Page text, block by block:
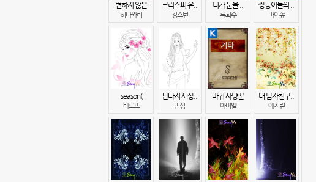
변하지 않은
히마와리
크리스퍼 유..
킹스턴
너가 눈을 ..
류희수
쌍둥이들의 ..
마이쮸
season(
볘르뜨
판타지 세상..
빈성
마귀 사냥꾼
아미엘
내 남자친구..
예지린